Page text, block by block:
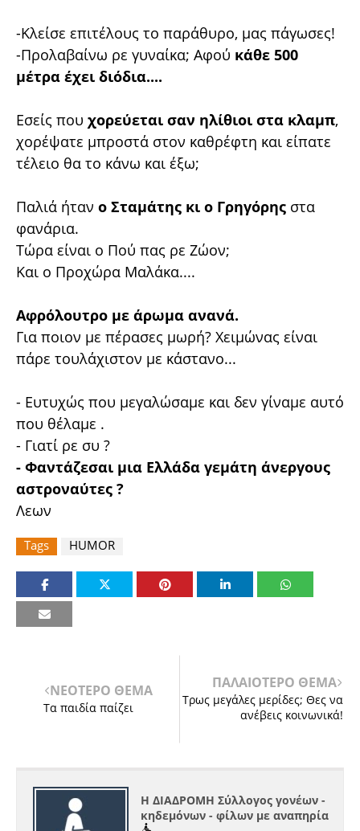
-Κλείσε επιτέλους το παράθυρο, μας πάγωσες!
-Προλαβαίνω ρε γυναίκα; Αφού κάθε 500
μέτρα έχει διόδια....
Εσείς που χορεύεται σαν ηλίθιοι στα κλαμπ,
χορέψατε μπροστά στον καθρέφτη και είπατε
τέλειο θα το κάνω και έξω;
Παλιά ήταν ο Σταμάτης κι ο Γρηγόρης στα
φανάρια.
Τώρα είναι ο Πού πας ρε Ζώον;
Και ο Προχώρα Μαλάκα....
Αφρόλουτρο με άρωμα ανανά.
Για ποιον με πέρασες μωρή? Χειμώνας είναι
πάρε τουλάχιστον με κάστανο...
- Ευτυχώς που μεγαλώσαμε και δεν γίναμε αυτό
που θέλαμε .
- Γιατί ρε συ ?
- Φαντάζεσαι μια Ελλάδα γεμάτη άνεργους
αστροναύτες ?
Λεων
Tags HUMOR
ΝΕΟΤΕΡΟ ΘΕΜΑ
Τα παιδία παίζει
ΠΑΛΑΙΟΤΕΡΟ ΘΕΜΑ
Τρως μεγάλες μερίδες; Θες να
ανέβεις κοινωνικά!
Η ΔΙΑΔΡΟΜΗ Σύλλογος γονέων -
κηδεμόνων - φίλων με αναπηρία